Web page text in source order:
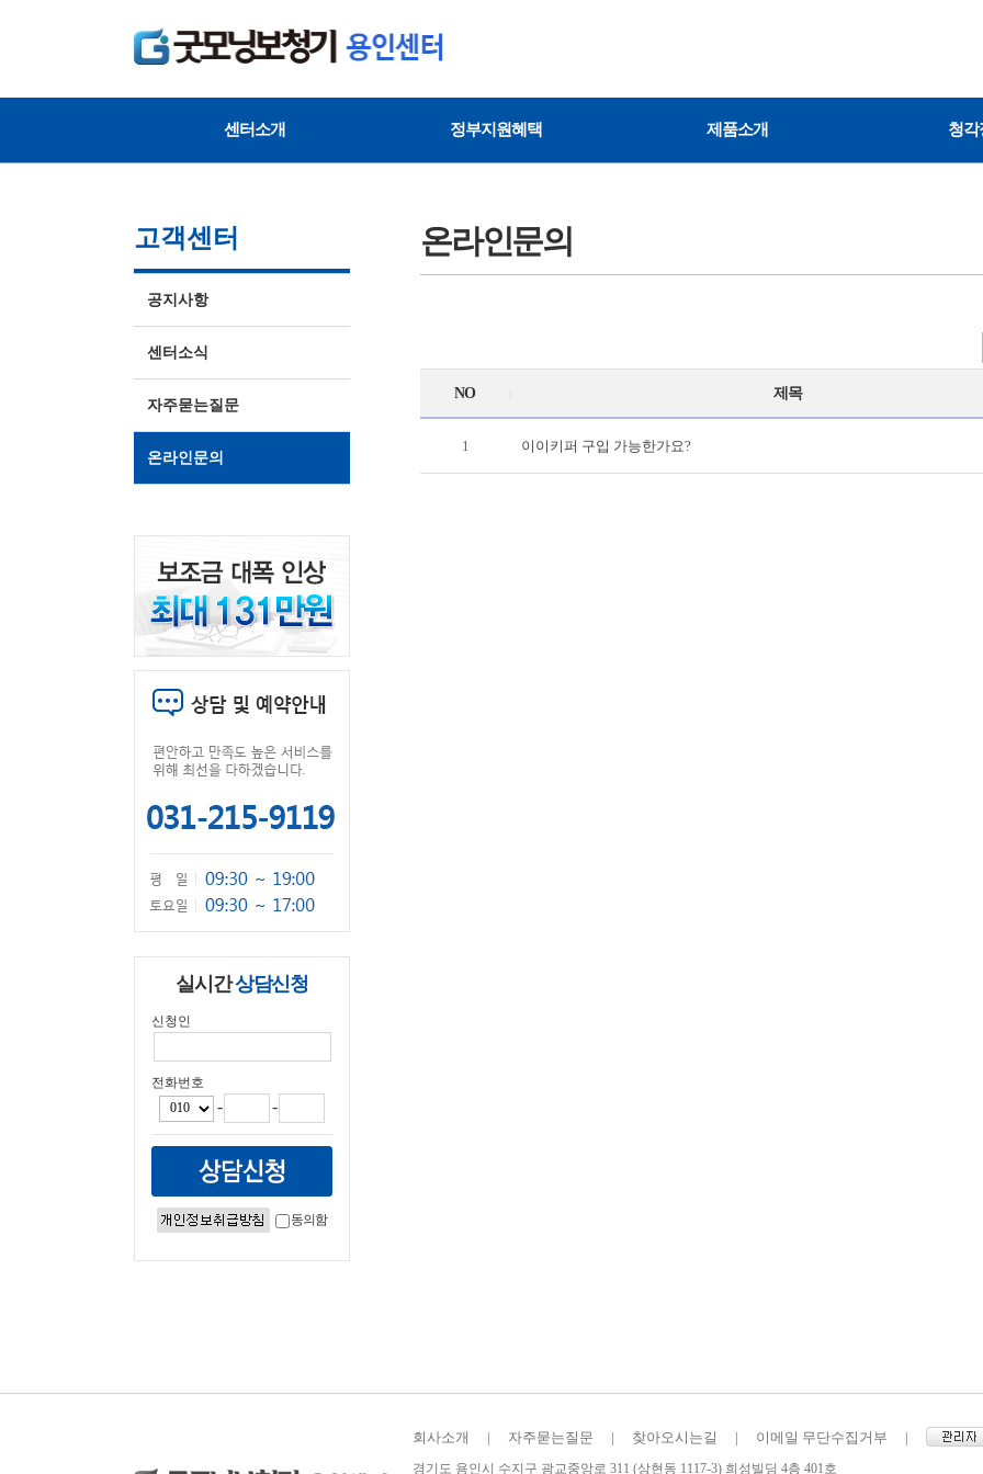
센터소개 정부지원혜택 제품소개 청각
고객센터
공지사항
센터소식
자주묻는질문
온라인문의
실시간상담신청
신청인
전화번호
- -
동의함
온라인문의
NO 제목
1 이이키퍼 구입 가능한가요?
회사소개 | 자주묻는질문 | 찾아오시는길 | 이메일 무단수집거부 |
경기도 용인시 수지구 광교중앙로 311 (상현동 1117-3) 희성빌딩 4층 401호